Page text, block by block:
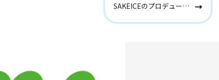
SAKEICEのプロデューサー